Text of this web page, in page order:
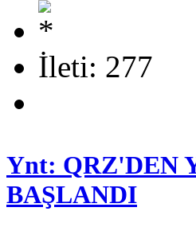
İleti: 277
Ynt: QRZ'DEN
BAŞLANDI